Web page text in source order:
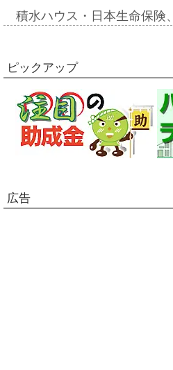
積水ハウス・日本生命保
ピックアップ
広告